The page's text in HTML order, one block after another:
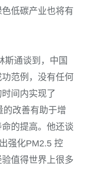
低碳产业也将有
斯通谈到，中国
范例，没有任何
间内实现了
的改善有助于增
的提高。他还谈
强化PM2.5 控
值得世界上很多